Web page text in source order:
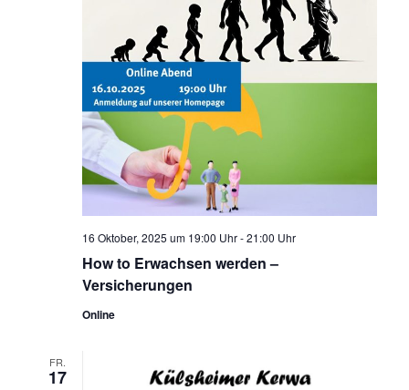
How to Erwachsen werden –
Versicherungen
16 Oktober, 2025 um 19:00 Uhr-21:00 Uhr
Online
FR.
17